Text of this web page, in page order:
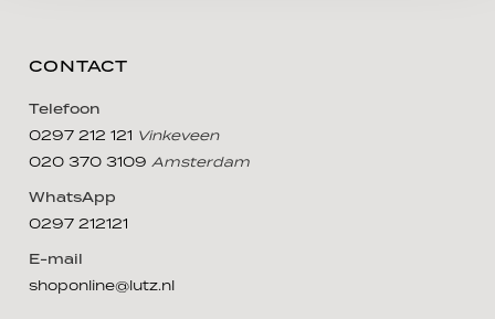
CONTACT
Telefoon
0297 212 121 Vinkeveen
020 370 3109Amsterdam
WhatsApp
0297 212121
E-mail
shoponline@lutz.nl